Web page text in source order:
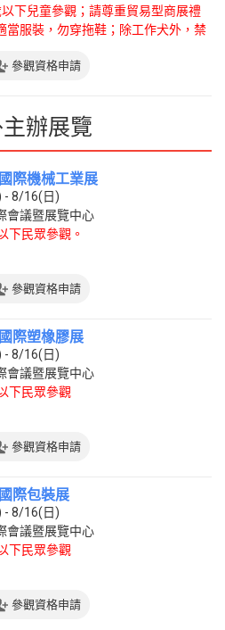
下兒童參觀；請尊重貿易型商展禮
當服裝，勿穿拖鞋；除工作犬外，禁
參觀資格申請
辦展覽
際機械工業展
- 8/16(日)
會議暨展覽中心
下民眾參觀。
參觀資格申請
際塑橡膠展
- 8/16(日)
會議暨展覽中心
下民眾參觀
參觀資格申請
際包裝展
- 8/16(日)
會議暨展覽中心
下民眾參觀
參觀資格申請